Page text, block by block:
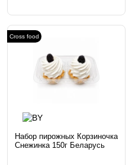
Cross food
Набор пирожных Корзиночка
Снежинка 150г Беларусь